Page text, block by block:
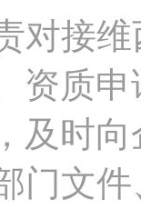
对接
资质
及时
门文